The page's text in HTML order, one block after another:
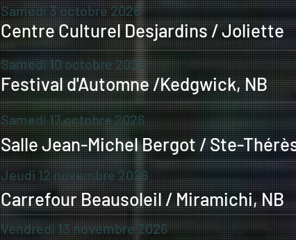
Samedi 3 octobre 2026
Centre Culturel Desjardins / Joliette
Samedi 10 octobre 2026
Festival d'Automne /Kedgwick, NB
Samedi 17 octobre 2026
Salle Jean-Michel Bergot / Ste-
Jeudi 12 novembre 2026
Carrefour Beausoleil / Miramichi, NB
Vendredi 13 novembre 2026